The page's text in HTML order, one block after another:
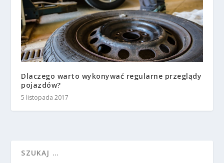
Dlaczego warto wykonywać regularne przeglądy
pojazdów?
5 listopada 2017